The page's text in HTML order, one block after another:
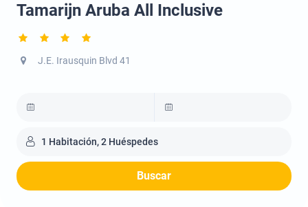
Tamarijn Aruba All Inclusive
J.E. Irausquin Blvd 41
1 Habitación, 2 Huéspedes
Buscar